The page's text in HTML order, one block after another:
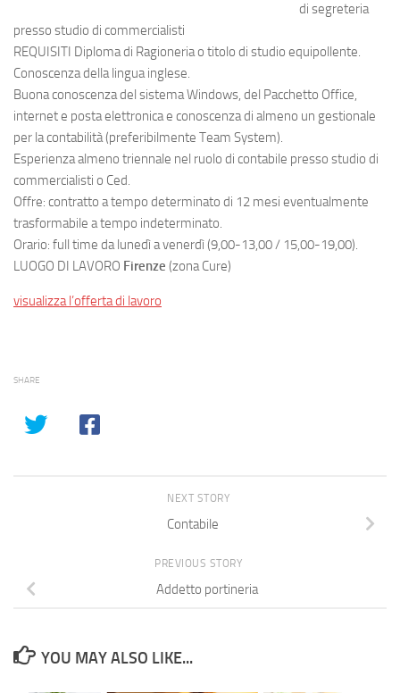
di segreteria
presso studio di commercialisti
REQUISITI Diploma di Ragioneria o titolo di studio equipollente.
Conoscenza della lingua inglese.
Buona conoscenza del sistema Windows, del Pacchetto Office,
internet e posta elettronica e conoscenza di almeno un gestionale
per la contabilità (preferibilmente Team System).
Esperienza almeno triennale nel ruolo di contabile presso studio di
commercialisti o Ced.
Offre: contratto a tempo determinato di 12 mesi eventualmente
trasformabile a tempo indeterminato.
Orario: full time da lunedì a venerdì (9,00-13,00 / 15,00-19,00).
LUOGO DI LAVORO Firenze (zona Cure)
visualizza l’offerta di lavoro
SHARE
NEXT STORY
Contabile
PREVIOUS STORY
Addetto portineria
YOU MAY ALSO LIKE...